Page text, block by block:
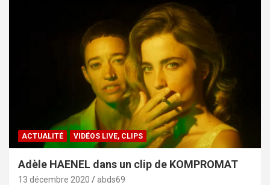
ACTUALITÉ VIDÉOS LIVE, CLIPS
Adèle HAENEL dans un clip de KOMPROMAT
13 décembre 2020 abds69